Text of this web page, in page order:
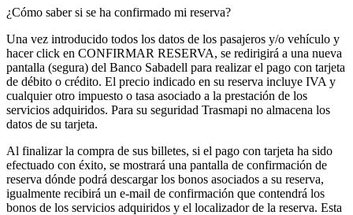
¿Cómo saber si se ha confirmado mi reserva?
Una vez introducido todos los datos de los pasajeros y/o vehículo y
hacer click en CONFIRMAR RESERVA, se redirigirá a una nueva
pantalla (segura) del Banco Sabadell para realizar el pago con tarjeta
de débito o crédito. El precio indicado en su reserva incluye IVA y
cualquier otro impuesto o tasa asociado a la prestación de los
servicios adquiridos. Para su seguridad Trasmapi no almacena los
datos de su tarjeta.
Al finalizar la compra de sus billetes, si el pago con tarjeta ha sido
efectuado con éxito, se mostrará una pantalla de confirmación de
reserva dónde podrá descargar los bonos asociados a su reserva,
igualmente recibirá un e-mail de confirmación que contendrá los
bonos de los servicios adquiridos y el localizador de la reserva. Esta